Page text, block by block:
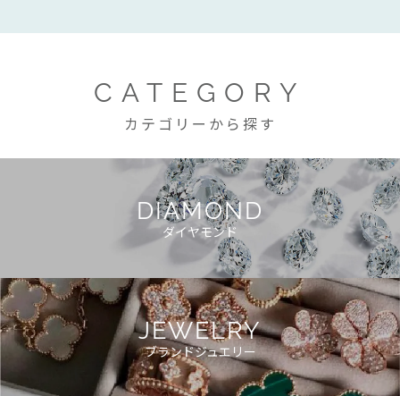
CATEGORY
カテゴリーから探す
DIAMOND
ダイヤモンド
JEWELRY
ブランドジュエリー